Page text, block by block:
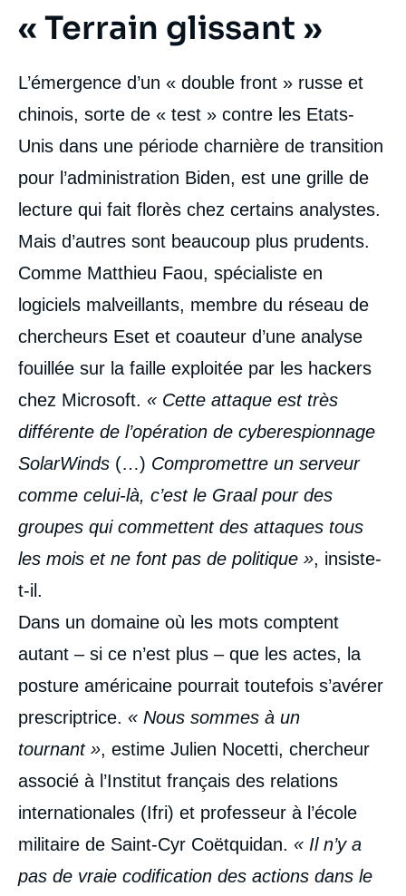
« Terrain glissant »
L’émergence d’un « double front » russe et
chinois, sorte de « test » contre les Etats-
Unis dans une période charnière de transition
pour l’administration Biden, est une grille de
lecture qui fait florès chez certains analystes.
Mais d’autres sont beaucoup plus prudents.
Comme Matthieu Faou, spécialiste en
logiciels malveillants, membre du réseau de
chercheurs Eset et coauteur d’une analyse
fouillée sur la faille exploitée par les hackers
chez Microsoft. « Cette attaque est très
différente de l’opération de cyberespionnage
SolarWinds (…) Compromettre un serveur
comme celui-là, c’est le Graal pour des
groupes qui commettent des attaques tous
les mois et ne font pas de politique », insiste-
t-il.
Dans un domaine où les mots comptent
autant – si ce n’est plus – que les actes, la
posture américaine pourrait toutefois s’avérer
prescriptrice. « Nous sommes à un
tournant », estime Julien Nocetti, chercheur
associé à l’Institut français des relations
internationales (Ifri) et professeur à l’école
militaire de Saint-Cyr Coëtquidan. « Il n’y a
pas de vraie codification des actions dans le